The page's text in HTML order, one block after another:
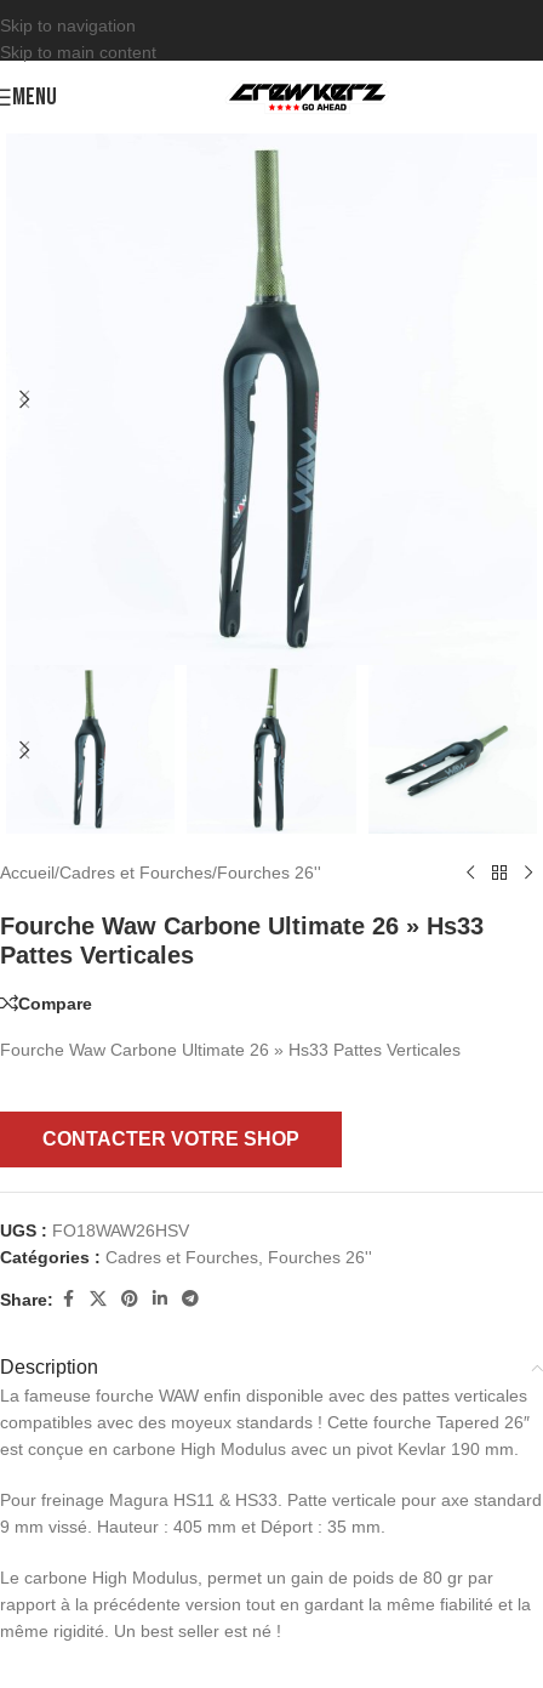
Skip to navigation
Skip to main content
MENU
Accueil/Cadres et Fourches/Fourches 26''
Fourche Waw Carbone Ultimate 26 » Hs33
Pattes Verticales
Fourche Waw Carbone Ultimate 26 » Hs33 Pattes Verticales
CONTACTER VOTRE SHOP
Compare
UGS : FO18WAW26HSV
Catégories : Cadres et Fourches Fourches 26''
Share:
Description
La fameuse fourche WAW enfin disponible avec des pattes verticales
compatibles avec des moyeux standards ! Cette fourche Tapered 26″
est conçue en carbone High Modulus avec un pivot Kevlar 190 mm.
Pour freinage Magura HS11 & HS33. Patte verticale pour axe standard
9 mm vissé. Hauteur : 405 mm et Déport : 35 mm.
Le carbone High Modulus, permet un gain de poids de 80 gr par
rapport à la précédente version tout en gardant la même fiabilité et la
même rigidité. Un best seller est né !